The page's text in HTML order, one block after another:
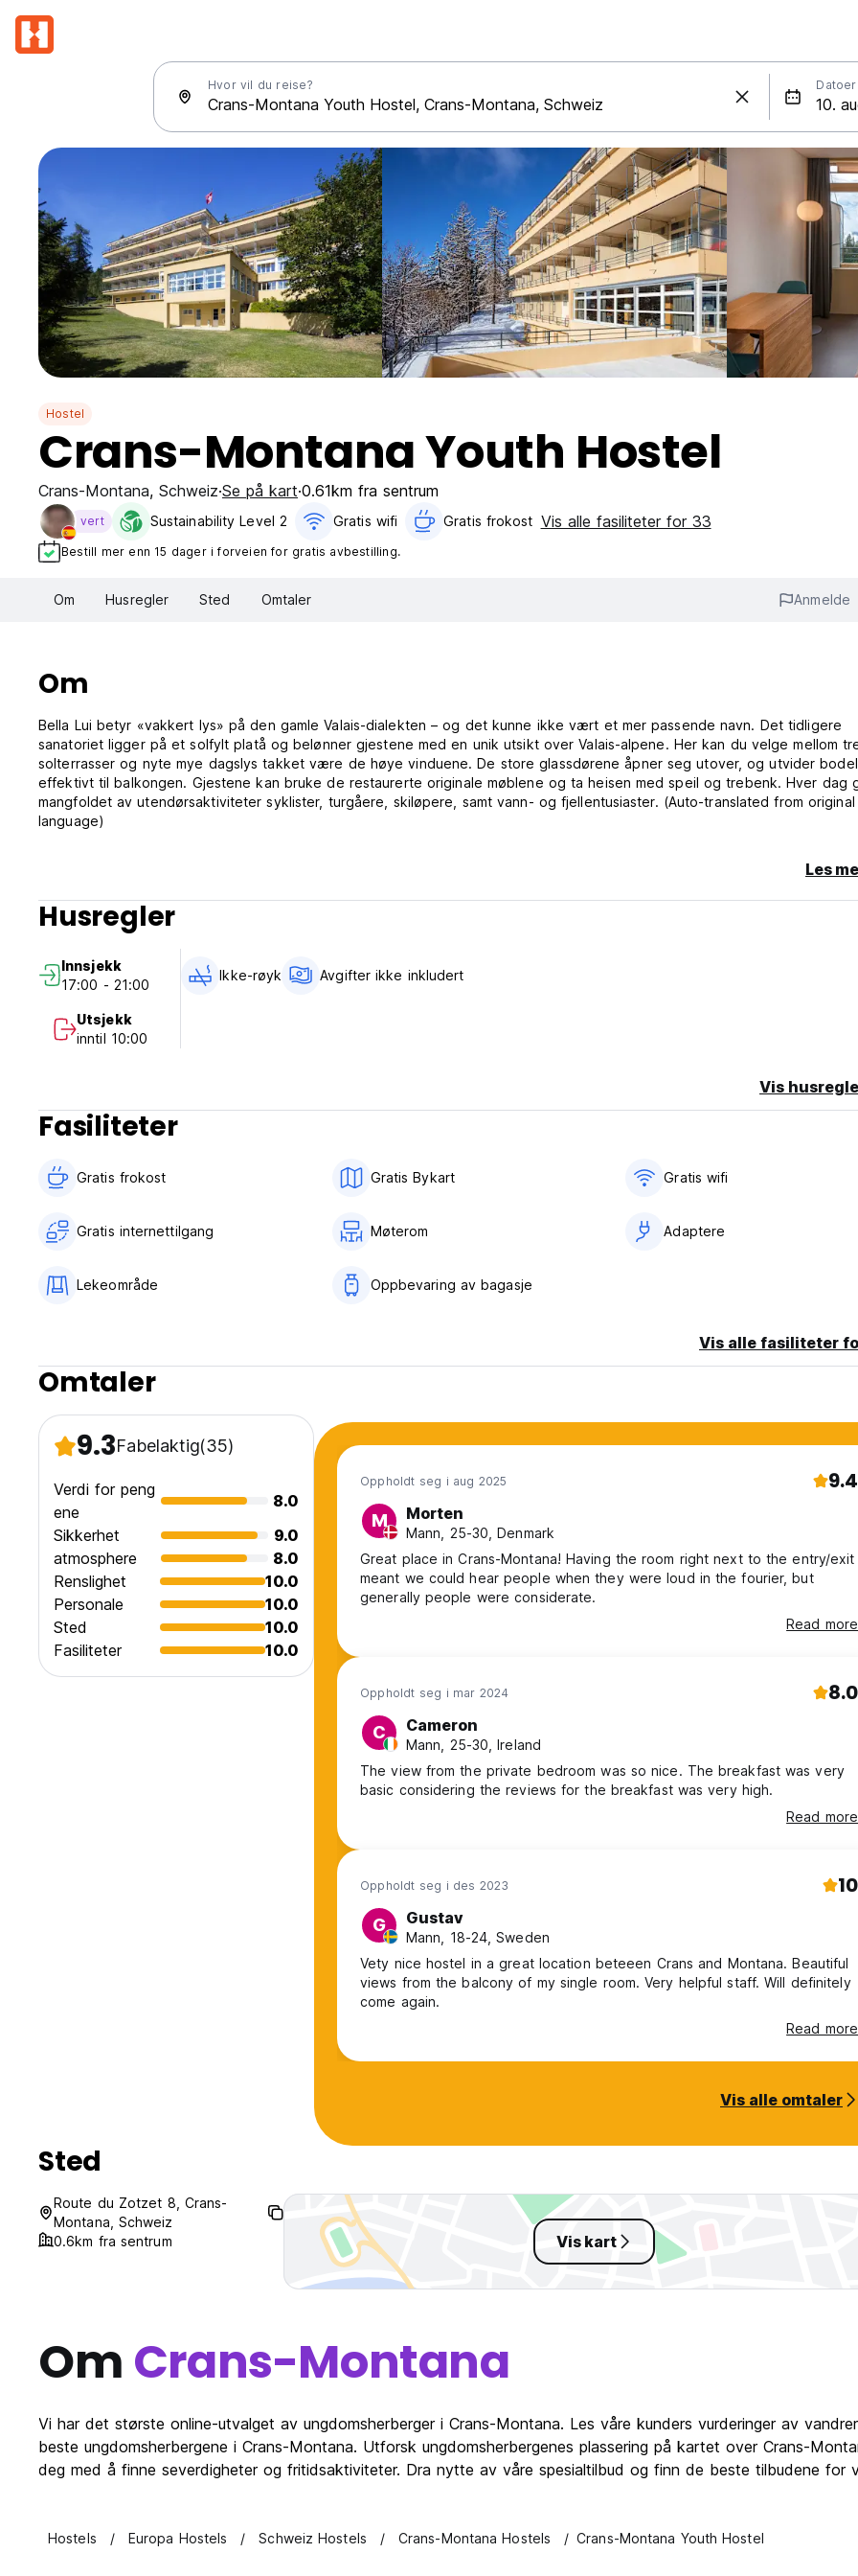
Hvor vil du reise? Datoer
Hostel
Crans-Montana Youth Hostel
Crans-Montana, Schweiz Se på kart 0.61km fra sentrum
vert Sustainability Level 2 Gratis wifi‎ Gratis frokost‎ Vis alle fasiliteter for 33
Bestill mer enn 15 dager i forveien for gratis avbestilling.
Om Husregler Sted Omtaler Anmelde
Om
Bella Lui betyr «vakkert lys» på den gamle Valais-dialekten – og det kunne ikke vært et mer passende navn. Det tidligere
sanatoriet ligger på et solfylt platå og belønner gjestene med en unik utsikt over Valais-alpene. Her kan du velge mellom
solterrasser og nyte mye dagslys takket være de høye vinduene. De store glassdørene åpner seg utover, og utvider
effektivt til balkongen. Gjestene kan bruke de restaurerte originale møblene og ta heisen med speil og trebenk. Hver dag
mangfoldet av utendørsaktiviteter syklister, turgåere, skiløpere, samt vann- og fjellentusiaster. (Auto-translated from original
language)
Les
Husregler
Innsjekk
17:00 - 21:00
Utsjekk
inntil 10:00
Ikke-røyk Avgifter ikke inkludert
Vis
Fasiliteter
Gratis frokost‎ Gratis Bykart Gratis wifi‎
Gratis internettilgang Møterom Adaptere
Lekeområde Oppbevaring av bagasje
Vis alle fasiliteter
Omtaler
9.3Fabelaktig(35)
Verdi for peng
ene
8.0
Sikkerhet
9.0
atmosphere
8.0
Renslighet
10.0
Personale
10.0
Sted
10.0
Fasiliteter
10.0
Oppholdt seg i aug 2025 9.4
M Morten
Mann, 25-30, Denmark
Great place in Crans-Montana! Having the room right next to the entry/exit
meant we could hear people when they were loud in the fourier, but
generally people were considerate.
Read more
Oppholdt seg i mar 2024 8.0
C Cameron
Mann, 25-30, Ireland
The view from the private bedroom was so nice. The breakfast was very
basic considering the reviews for the breakfast was very high.
Read more
Oppholdt seg i des 2023 10
G Gustav
Mann, 18-24, Sweden
Vety nice hostel in a great location beteeen Crans and Montana. Beautiful
views from the balcony of my single room. Very helpful staff. Will definitely
come again.
Read more
Vis alle omtaler
Sted
Route du Zotzet 8, Crans-
Montana, Schweiz
0.6km fra sentrum
Vis kart
Om Crans-Montana
Vi har det største online-utvalget av ungdomsherberger i Crans-Montana. Les våre kunders vurderinger av
beste ungdomsherbergene i Crans-Montana. Utforsk ungdomsherbergenes plassering på kartet over Crans-
deg med å finne severdigheter og fritidsaktiviteter. Dra nytte av våre spesialtilbud og finn de beste tilbudene for
Hostels Europa Hostels Schweiz Hostels Crans-Montana Hostels Crans-Montana Youth Hostel